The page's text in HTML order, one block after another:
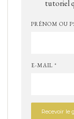
tutoriel
PRÉNOM OU
E-MAIL *